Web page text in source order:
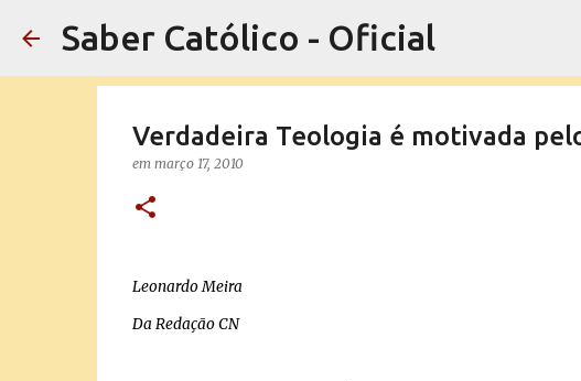
Saber Católico - Oficial
Verdadeira Teologia é motivada
em março 17, 2010
Leonardo Meira
Da Redação CN